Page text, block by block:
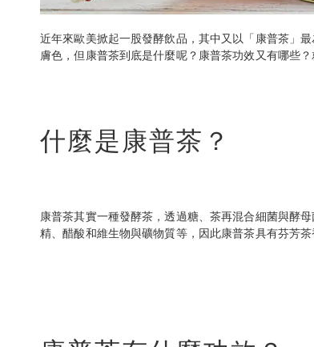
近年來歐美掀起一股發酵飲品，其中又以「康普茶」
膚色，但康普茶到底是什麼呢？康普茶功效又有哪些？
什麼是康普茶？
康普茶其實一種發酵茶，透過糖、茶再混合細菌與酵
精、醋酸和維生物與礦物質等，因此康普茶具有芬芳茶